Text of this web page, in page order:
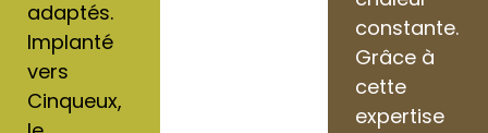
adaptés.
Implanté
vers
Cinqueux,
constante.
Grâce à
cette
expertise